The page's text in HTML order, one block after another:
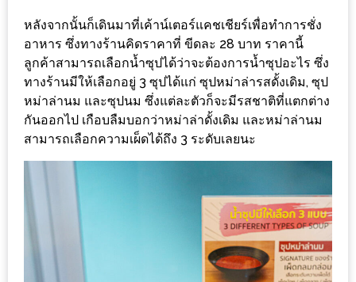
ร้าน
อาหาร
ที่
เข้า
ชม
มาก
ที่สุด
ปี
2557
ชิง
หลังจากนั้นก็เดินมาที่เค้าน์เตอร์แคชเชียร์เพื่อทำการชั่ง
อาหาร ซึ่งทางร้านคิดราคาที่ ขีดละ 28 บาท ราคานี้
ลูกค้าสามารถเลือกน้ำซุปได้ว่าจะต้องการน้ำซุปอะไร ซึ่ง
ทางร้านมีให้เลือกอยู่ 3 ซุปได้แก่ ซุปหม่าล่ารสดั้งเดิม, ซุป
หม่าล่านม และซุปนม ซึ่งแต่ละตัวก็จะมีรสชาติที่แตกต่าง
กันออกไป เกือบลืมบอกว่าหม่าล่าดั้งเดิม และหม่าล่านม
สามารถเลือกความเผ็ดได้ถึง 3 ระดับเลยนะ